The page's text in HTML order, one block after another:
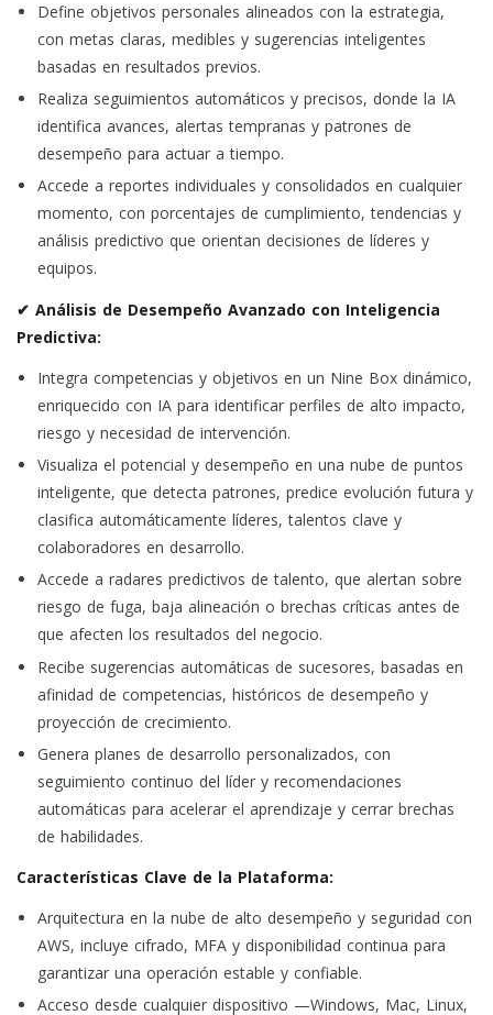
Define objetivos personales alineados con la estrategia,
con metas claras, medibles y sugerencias inteligentes
basadas en resultados previos.
Realiza seguimientos automáticos y precisos, donde la IA
identifica avances, alertas tempranas y patrones de
desempeño para actuar a tiempo.
Accede a reportes individuales y consolidados en cualquier
momento, con porcentajes de cumplimiento, tendencias y
análisis predictivo que orientan decisiones de líderes y
equipos.
✔ Análisis de Desempeño Avanzado con Inteligencia
Predictiva:
Integra competencias y objetivos en un Nine Box dinámico,
enriquecido con IA para identificar perfiles de alto impacto,
riesgo y necesidad de intervención.
Visualiza el potencial y desempeño en una nube de puntos
inteligente, que detecta patrones, predice evolución futura y
clasifica automáticamente líderes, talentos clave y
colaboradores en desarrollo.
Accede a radares predictivos de talento, que alertan sobre
riesgo de fuga, baja alineación o brechas críticas antes de
que afecten los resultados del negocio.
Recibe sugerencias automáticas de sucesores, basadas en
afinidad de competencias, históricos de desempeño y
proyección de crecimiento.
Genera planes de desarrollo personalizados, con
seguimiento continuo del líder y recomendaciones
automáticas para acelerar el aprendizaje y cerrar brechas
de habilidades.
Características Clave de la Plataforma:
Arquitectura en la nube de alto desempeño y seguridad con
AWS, incluye cifrado, MFA y disponibilidad continua para
garantizar una operación estable y confiable.
Acceso desde cualquier dispositivo —Windows, Mac, Linux,